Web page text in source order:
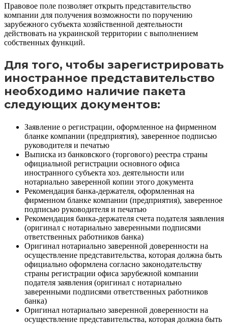
Правовое поле позволяет открыть представительство
компании для получения возможности по поручению
зарубежного субъекта хозяйственной деятельности
действовать на украинской территории с выполнением
собственных функций.
Для того, чтобы зарегистрировать
иностранное представительство
необходимо наличие пакета
следующих документов:
Заявление о регистрации, оформленное на фирменном
бланке компании (предприятия), заверенное подписью
руководителя и печатью
Выписка из банковского (торгового) реестра страны
официальной регистрации основного офиса
иностранного субъекта хоз. деятельности или
нотариально заверенной копии этого документа
Рекомендация банка-держателя, оформленная на
фирменном бланке компании (предприятия), заверенное
подписью руководителя и печатью
Рекомендация банка-держателя счета подателя заявления
(оригинал с нотариально заверенными подписями
ответственных работников банка)
Оригинал нотариально заверенной доверенности на
осуществление представительства, которая должна быть
официально оформлена согласно законодательству
страны регистрации офиса зарубежной компании
подателя заявления (оригинал с нотариально
заверенными подписями ответственных работников
банка)
Оригинал нотариально заверенной доверенности на
осуществление представительства, которая должна быть